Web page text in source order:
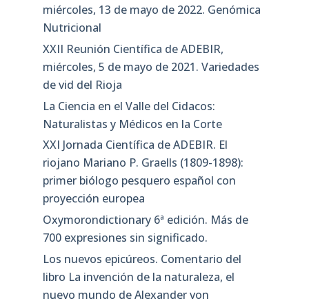
miércoles, 13 de mayo de 2022. Genómica
Nutricional
XXII Reunión Científica de ADEBIR,
miércoles, 5 de mayo de 2021. Variedades
de vid del Rioja
La Ciencia en el Valle del Cidacos:
Naturalistas y Médicos en la Corte
XXI Jornada Científica de ADEBIR. El
riojano Mariano P. Graells (1809-1898):
primer biólogo pesquero español con
proyección europea
Oxymorondictionary 6ª edición. Más de
700 expresiones sin significado.
Los nuevos epicúreos. Comentario del
libro La invención de la naturaleza, el
nuevo mundo de Alexander von